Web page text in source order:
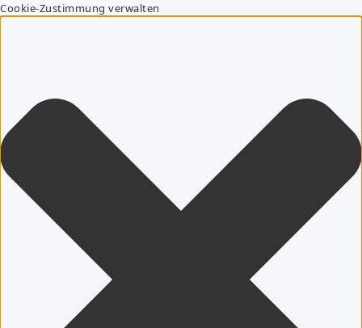
Cookie-Zustimmung verwalten